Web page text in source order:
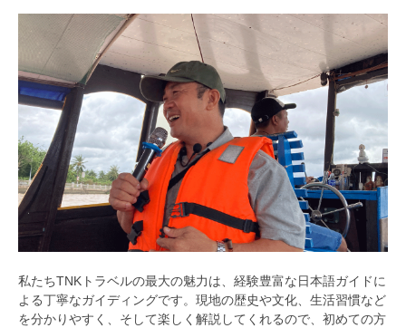
私たちTNKトラベルの最大の魅力は、経験豊富な日本語ガイドに
よる丁寧なガイディングです。現地の歴史や文化、生活習慣など
を分かりやすく、そして楽しく解説してくれるので、初めての方